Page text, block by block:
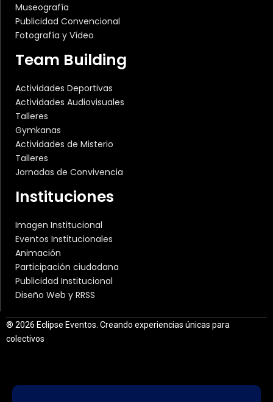
Museografía
Publicidad Convencional
Fotografía y Vídeo
Team Building
Actividades Deportivas
Actividades Audiovisuales
Talleres
Gymkanas
Actividades de Misterio
Talleres
Jornadas de Convivencia
Instituciones
Imagen Institucional
Eventos Institucionales
Animación
Participación ciudadana
Publicidad Institucional
Diseño Web y RRSS
® 2026 Eclipse Eventos. Creando experiencias únicas para
colectivos